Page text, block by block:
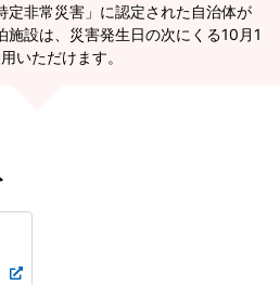
定非常災害」に認定された自治体が
施設は、災害発生日の次にくる10月1
いただけます。